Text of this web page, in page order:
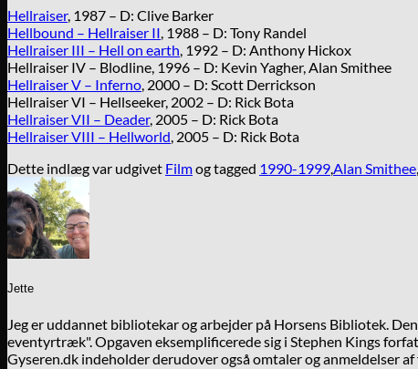
Hellraiser, 1987 – D: Clive Barker
Hellbound – Hellraiser II, 1988 – D: Tony Randel
Hellraiser III – Hell on earth, 1992 – D: Anthony Hickox
Hellraiser IV – Blodline, 1996 – D: Kevin Yagher, Alan Smithee
Hellraiser V – Inferno, 2000 – D: Scott Derrickson
Hellraiser VI – Hellseeker, 2002 – D: Rick Bota
Hellraiser VII – Deader, 2005 – D: Rick Bota
Hellraiser VIII – Hellworld, 2005 – D: Rick Bota
Dette indlæg var udgivet Filmog tagged 1990-1999,Alan Smithee,
Jette
Jeg er uddannet bibliotekar og arbejder på Horsens Bibliotek.
eventyrtræk". Opgaven eksemplificerede sig i Stephen Kings
Gyseren.dk indeholder derudover også omtaler og anmeldelser